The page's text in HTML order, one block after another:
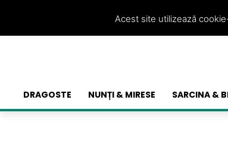
DRAGOSTE NUNȚI & MIRESE SARCINA &
Acest site utilizează